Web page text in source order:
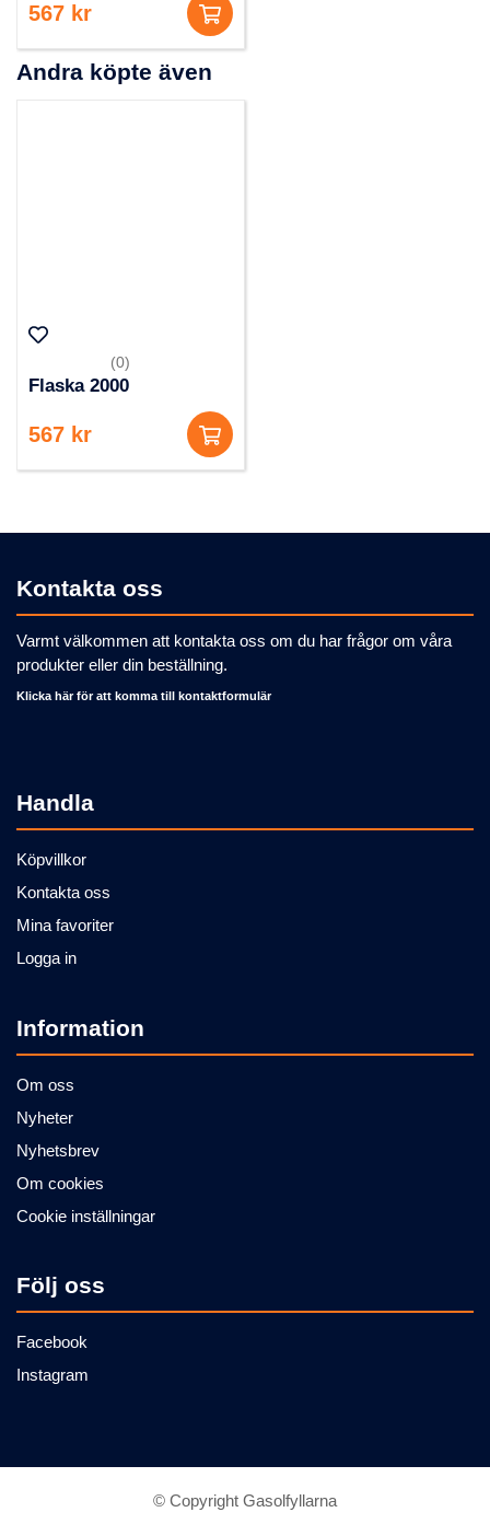
567 kr
Andra köpte även
(0)
Flaska 2000
567 kr
Kontakta oss
Varmt välkommen att kontakta oss om du har frågor om våra
produkter eller din beställning.
Klicka här för att komma till kontaktformulär
Handla
Köpvillkor
Kontakta oss
Mina favoriter
Logga in
Information
Om oss
Nyheter
Nyhetsbrev
Om cookies
Cookie inställningar
Följ oss
Facebook
Instagram
© Copyright Gasolfyllarna